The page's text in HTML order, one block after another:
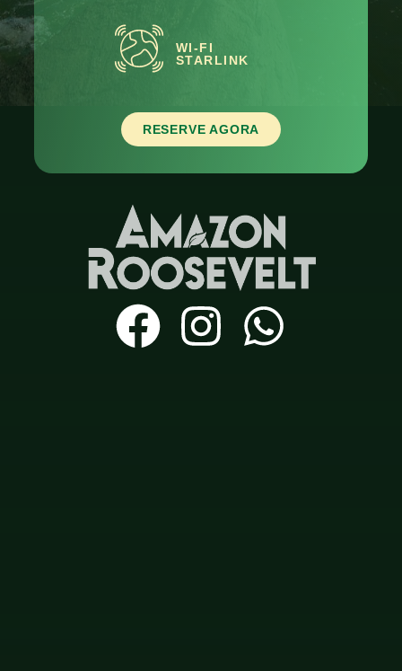
WI-FI
STARLINK
RESERVE AGORA